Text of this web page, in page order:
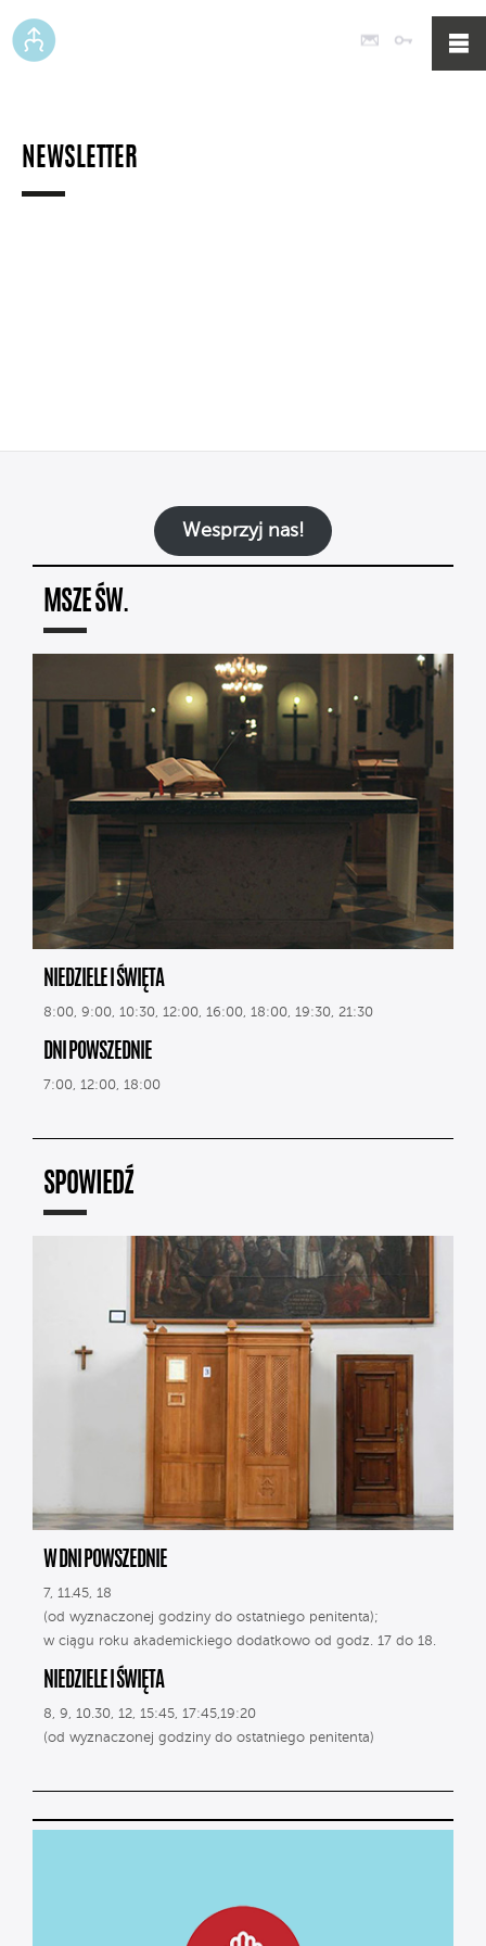
Poczta
NEWSLETTER
Wesprzyj nas!
MSZE ŚW.
NIEDZIELE I ŚWIĘTA
8:00, 9:00, 10:30, 12:00, 16:00, 18:00, 19:30, 21:30
DNI POWSZEDNIE
7:00, 12:00, 18:00
SPOWIEDŹ
W DNI POWSZEDNIE
7, 11.45, 18
(od wyznaczonej godziny do ostatniego penitenta);
w ciągu roku akademickiego dodatkowo od godz. 17 do 18.
NIEDZIELE I ŚWIĘTA
8, 9, 10.30, 12, 15:45, 17:45,19:20
(od wyznaczonej godziny do ostatniego penitenta)